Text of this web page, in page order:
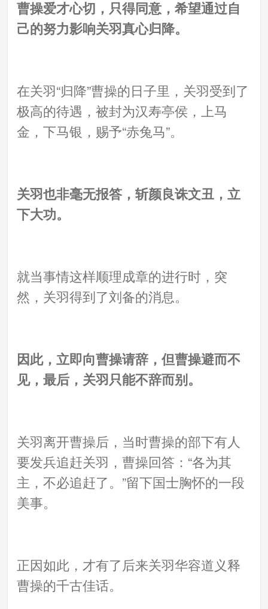
曹操爱才心切，只得同意，希望通过自
己的努力影响关羽真心归降。
在关羽“归降”曹操的日子里，关羽受到了
极高的待遇，被封为汉寿亭侯，上马
金，下马银，赐予“赤兔马”。
关羽也非毫无报答，斩颜良诛文丑，立
下大功。
就当事情这样顺理成章的进行时，突
然，关羽得到了刘备的消息。
因此，立即向曹操请辞，但曹操避而不
见，最后，关羽只能不辞而别。
关羽离开曹操后，当时曹操的部下有人
要发兵追赶关羽，曹操回答：“各为其
主，不必追赶了。”留下国士胸怀的一段
美事。
正因如此，才有了后来关羽华容道义释
曹操的千古佳话。